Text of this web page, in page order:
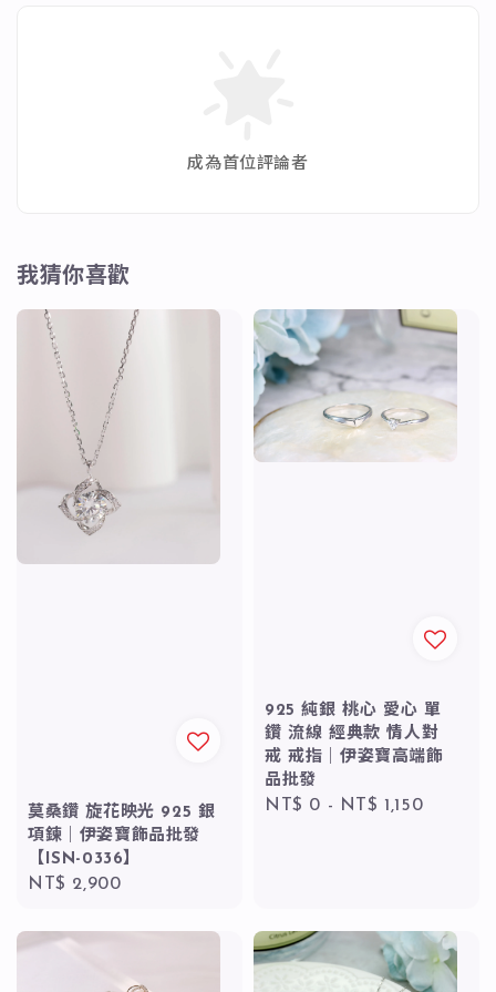
成為首位評論者
我猜你喜歡
莫桑鑽 旋花映光 925 銀
項鍊｜伊姿寶飾品批發
【ISN-0336】
Regular
NT$ 2,900
925 純銀 桃心 愛心 單
鑽 流線 經典款 情人對
戒 戒指｜伊姿寶高端飾
品批發
Regular
NT$ 0 - NT$ 1,150